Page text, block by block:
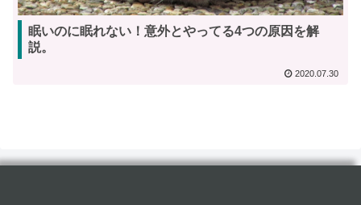
眠いのに眠れない！意外とやってる4つの原因を解
説。
2020.07.30